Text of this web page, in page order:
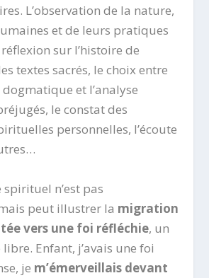
L’observation de la nature,
et de leurs pratiques
sur l’histoire de
textes sacrés, le choix entre
et l’analyse
le constat des
personnelles, l’écoute
n’est pas
peut illustrer la migration
vers une foi réfléchie, un
Enfant, j’avais une foi
je m’émerveillais devant